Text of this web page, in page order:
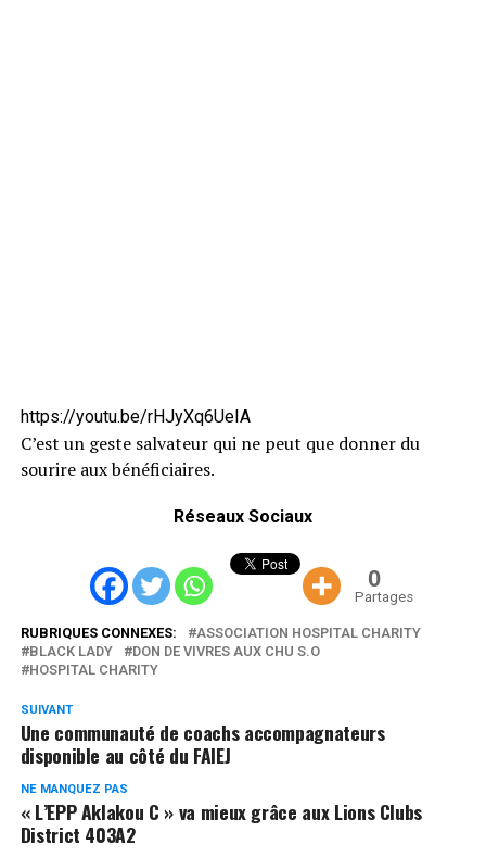
https://youtu.be/rHJyXq6UeIA
C’est un geste salvateur qui ne peut que donner du
sourire aux bénéficiaires.
Réseaux Sociaux
0
Partages
RUBRIQUES CONNEXES:
ASSOCIATION HOSPITAL CHARITY
BLACK LADY
DON DE VIVRES AUX CHU S.O
HOSPITAL CHARITY
SUIVANT
Une communauté de coachs accompagnateurs
disponible au côté du FAIEJ
NE MANQUEZ PAS
« L’EPP Aklakou C » va mieux grâce aux Lions Clubs
District 403A2